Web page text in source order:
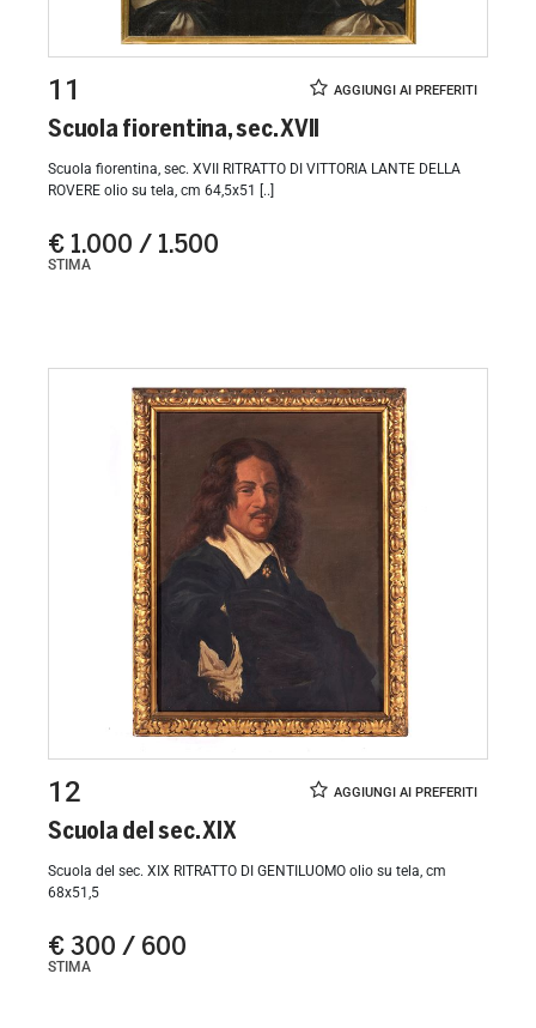
11
Scuola fiorentina, sec. XVII
Scuola fiorentina, sec. XVII RITRATTO DI VITTORIA LANTE DELLA
ROVERE olio su tela, cm 64,5x51 [..]
€ 1.000 / 1.500
STIMA
12
Scuola del sec. XIX
Scuola del sec. XIX RITRATTO DI GENTILUOMO olio su tela, cm
68x51,5
€ 300 / 600
STIMA